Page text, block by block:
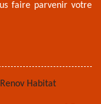
faire parvenir votre